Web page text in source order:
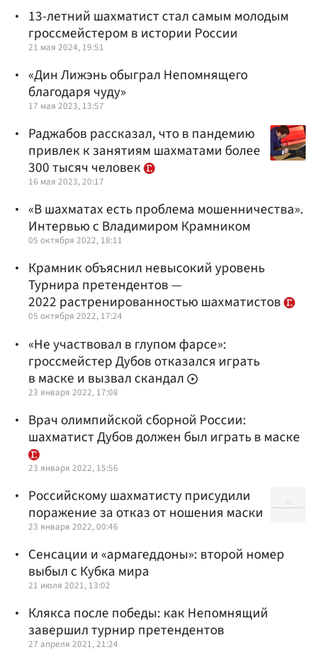
13-летний шахматист стал самым молодым
гроссмейстером в истории России
21 мая 2024, 19:51
«Дин Лижэнь обыграл Непомнящего
благодаря чуду»
17 мая 2023, 13:57
Раджабов рассказал, что в пандемию
привлек к занятиям шахматами более
300 тысяч человек
16 мая 2023, 20:17
«В шахматах есть проблема мошенничества».
Интервью с Владимиром Крамником
05 октября 2022, 18:11
Крамник объяснил невысокий уровень
Турнира претендентов —
2022 растренированностью шахматистов
05 октября 2022, 17:24
«Не участвовал в глупом фарсе»:
гроссмейстер Дубов отказался играть
в маске и вызвал скандал
23 января 2022, 17:08
Врач олимпийской сборной России:
шахматист Дубов должен был играть в маске
23 января 2022, 15:56
Российскому шахматисту присудили
поражение за отказ от ношения маски
23 января 2022, 00:46
Сенсации и «армагеддоны»: второй номер
выбыл с Кубка мира
21 июля 2021, 13:02
Клякса после победы: как Непомнящий
завершил турнир претендентов
27 апреля 2021, 21:24